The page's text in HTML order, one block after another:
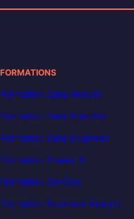
FORMATIONS
Formation Data Analyst
Formation Data Scientist
Formation Data Engineer
Formation Power BI
Formation DevOps
Formation Business Analyst